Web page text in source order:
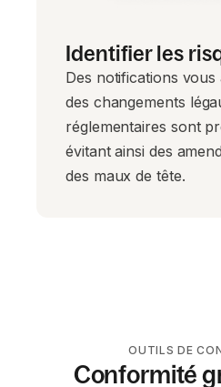
Identifier les
Des notifications
des changements
réglementaires sont
évitant ainsi des
des maux de tête.
OUTILS DE
Conformité